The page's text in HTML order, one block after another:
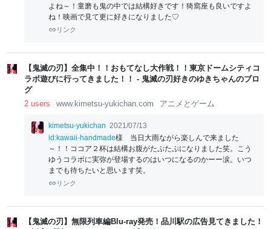
よね～！童磨も鬼の中では結構好きです！猗窩座も良いですよ
ね！映画で見て更に好きになりました♡
リンク
【鬼滅の刃】全集中！！おもてなし大作戦！！東京ドームシティコ
ラボ遊びに行ってきました！！ - 鬼滅の刃好きのゆきちゃんのブロ
グ
2 users
www.kimetsu-yukichan.com アニメとゲーム
kimetsu-yukichan 2021/07/13
id:kawaii-handmade様 当日大雨ながら楽しんで来ました
～！！ココア２杯は結構お腹がたぷたぷになりました笑。こう
ゆうコラボに実弥が登場するのはいつになるのかーー涙。いつ
までも待ちたいと思います笑。
リンク
【鬼滅の刃】無限列車編Blu-ray発売！品川駅の広告見てきました！